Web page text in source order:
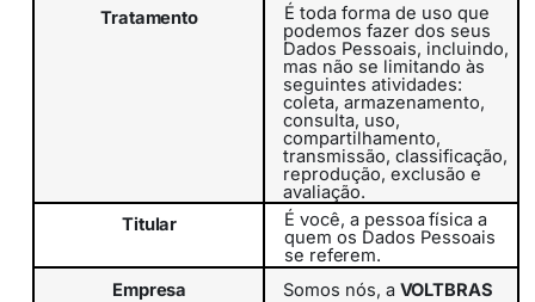
Tratamento
É toda forma de uso que
podemos fazer dos seus
Dados Pessoais, incluindo,
mas não se limitando às
seguintes atividades:
coleta, armazenamento,
consulta, uso,
compartilhamento,
transmissão, classificação,
reprodução, exclusão e
avaliação.
Titular
É você, a pessoa física a
quem os Dados Pessoais
se referem.
Empresa
Somos nós, a VOLTBRAS